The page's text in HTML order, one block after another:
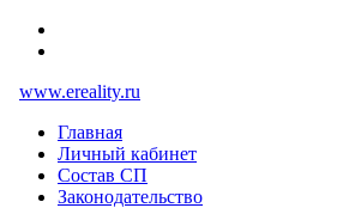
www.ereality.ru
Главная
Личный кабинет
Состав СП
Законодательство